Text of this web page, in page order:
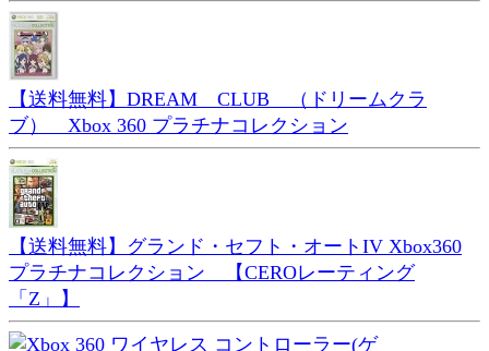
【送料無料】DREAM CLUB （ドリームクラ
ブ） Xbox 360 プラチナコレクション
【送料無料】グランド・セフト・オートIV Xbox360
プラチナコレクション 【CEROレーティング
「Z」】